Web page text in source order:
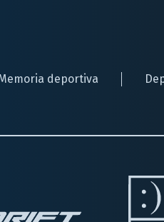
deportiva